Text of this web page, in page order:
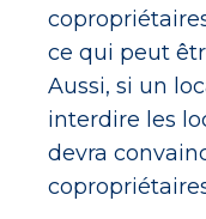
ce qui peut
Aussi, si un
interdire les
devra